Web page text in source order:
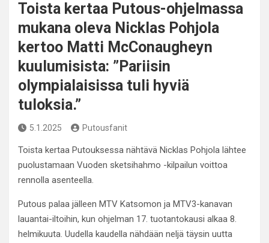
Toista kertaa Putous-ohjelmassa
mukana oleva Nicklas Pohjola
kertoo Matti McConaugheyn
kuulumisista: ”Pariisin
olympialaisissa tuli hyviä
tuloksia.”
5.1.2025 Putousfanit
Toista kertaa Putouksessa nähtävä Nicklas Pohjola lähtee
puolustamaan Vuoden sketsihahmo -kilpailun voittoa
rennolla asenteella.
Putous palaa jälleen MTV Katsomon ja MTV3-kanavan
lauantai-iltoihin, kun ohjelman 17. tuotantokausi alkaa 8.
helmikuuta. Uudella kaudella nähdään neljä täysin uutta